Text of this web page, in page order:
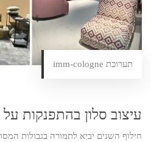
תערוכת imm-cologne
עיצוב סלון בהתפנקות על
חילוף השנים יביא לתמורה בגבולות